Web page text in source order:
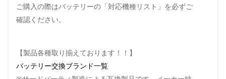
ご購入の際はバッテリーの「対応機種リスト」を必ずご
確認ください。
【製品各種取り揃えております！！】
バッテリー交換ブランド一覧